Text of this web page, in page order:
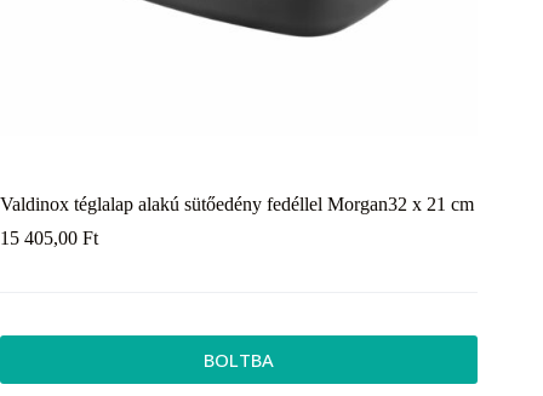
Valdinox téglalap alakú sütőedény fedéllel Morgan32 x 21 cm
15 405,00 Ft
BOLTBA